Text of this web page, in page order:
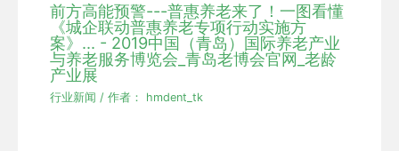
前方高能预警---普惠养老来了！一图看懂
《城企联动普惠养老专项行动实施方
案》... - 2019中国（青岛）国际养老产业
与养老服务博览会_青岛老博会官网_老龄
产业展
行业新闻 / 作者： hmdent_tk